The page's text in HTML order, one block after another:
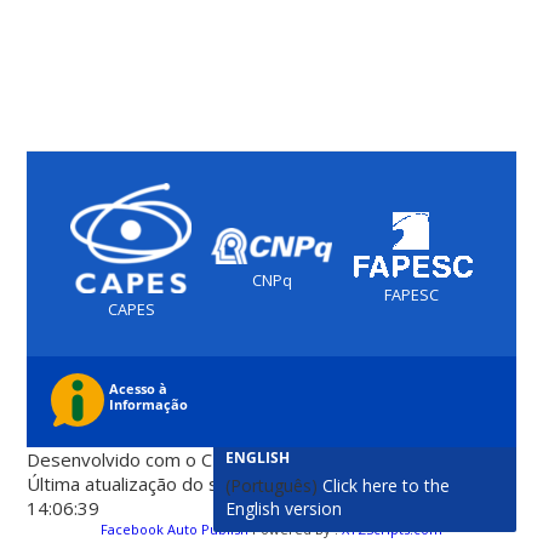
ENGLISH
(Português) Click here to the
English version
CAPES
CNPq
FAPESC
Desenvolvido com o CMS de código aberto
Última atualização do site foi em 07 de agosto 2026 -
14:06:39
Facebook Auto PublishPowered By :XYZScripts.com